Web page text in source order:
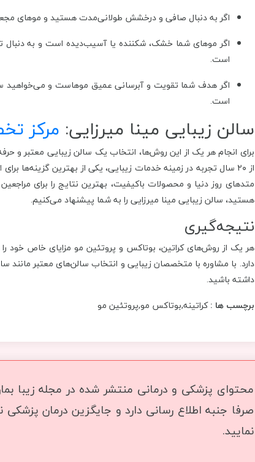
اگر به دنبال صافی و درخشش طولانی‌مدت هستید و موهای مجعد
اگر موهای شما خشک، شکننده یا آسیب‌دیده است و به دنبال
است.
اگر هدف شما تقویت و آبرسانی عمیق موهاست و می‌خواهید
است.
سالن زیبایی مینا میرزایی: مرکز
برای انجام هر یک از این روش‌ها، انتخاب یک سالن زیبایی معتبر و
از ۲۰ سال تجربه در زمینه خدمات زیبایی، یکی از بهترین گزینه‌ها
متدهای روز دنیا و محصولات باکیفیت، بهترین نتایج را برای
هستید، سالن زیبایی مینا میرزایی را به شما پیشنهاد می‌کنیم.
نتیجه‌گیری
هر یک از روش‌های کراتین، بوتاکس و پروتئین مو مزایای خاص خود
دارد. با مشاوره با متخصصان زیبایی و انتخاب سالن‌های معتبر مانند
داشته باشید.
برچسب ها :کراتینه,بوتاکس مو,پروتئین مو
محتوای پزشکی و درمانی منتشر شده در مجله زیبا
صرفا جنبه اطلاع رسانی دارد و جایگزین درمان
نمایید.